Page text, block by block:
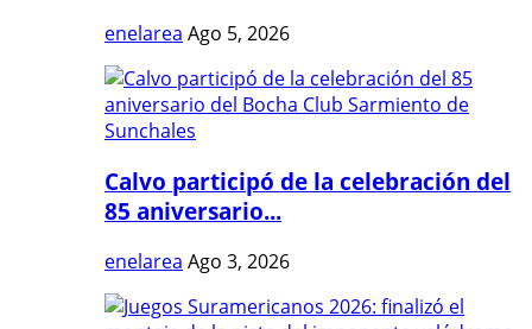
enelarea Ago 5, 2026
Calvo participó de la celebración del
85 aniversario...
enelarea Ago 3, 2026